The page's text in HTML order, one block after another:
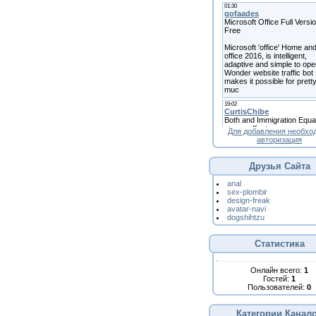
Для добавления
авторизация
Друзья Сайта
anal
sex-plombir
design-freak
avatar-navi
dogshihtzu
Статистика
Онлайн всего: 1
Гостей: 1
Пользователей: 0
Категории